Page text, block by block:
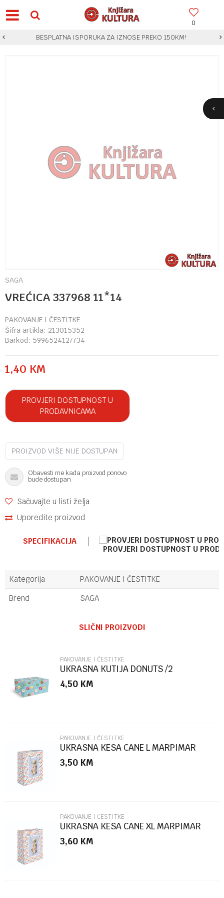
0
BESPLATNA ISPORUKA ZA IZNOSE PREKO 150KM!
SAGA
VREĆICA 337968 11*14
PAKOVANJE I ČESTITKE
Šifra artikla: 213015352
Barkod: 5996524127734
1,40 KM
PROVJERI DOSTUPNOST U
PRODAVNICAMA
PROIZVOD VIŠE NIJE DOSTUPAN
Obavesti me kada proizvod ponovo
bude dostupan
Sačuvajte u listi želja
Uporedite proizvod
SPECIFIKACIJA
PROVJERI DOSTUPNOST U
Kategorija
PAKOVANJE I ČESTITKE
Brend
SAGA
Poruka
POŠALJI
SLIČNI PROIZVODI
PAKOVANJE I ČESTITKE
UKRASNA KUTIJA DONUTS /2
MARPIMAR
4,50 KM
PAKOVANJE I ČESTITKE
UKRASNA KESA CANE L MARPIMAR
3,50 KM
PAKOVANJE I ČESTITKE
UKRASNA KESA CANE XL MARPIMAR
3,60 KM